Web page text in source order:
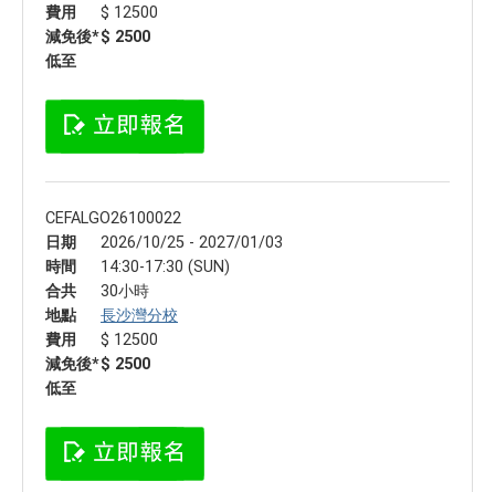
費用
$ 12500
減免後*
低至
$ 2500
CEFALGO26100022
日期
2026/10/25 - 2027/01/03
時間
14:30-17:30 (SUN)
合共
30小時
地點
長沙灣分校
費用
$ 12500
減免後*
低至
$ 2500